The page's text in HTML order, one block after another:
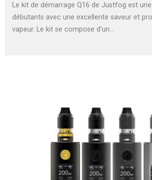
Le kit de démarrage Q16 de Justfog est
débutants avec une excellente saveur et
vapeur. Le kit se compose d'un...